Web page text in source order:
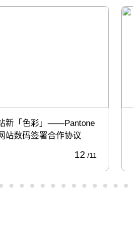
新「色彩」——Pantone
站数码签署合作协议
12 /11